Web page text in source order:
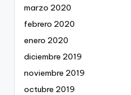
marzo 2020
febrero 2020
enero 2020
diciembre 2019
noviembre 2019
octubre 2019